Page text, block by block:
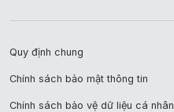
Quy định chung
Chính sách bảo mật thông tin
Chính sách bảo vệ dữ liệu cá nhân